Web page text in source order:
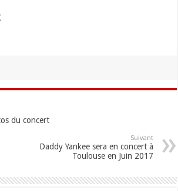
du concert
Suivant
Daddy Yankee sera en concert à
Toulouse en Juin 2017